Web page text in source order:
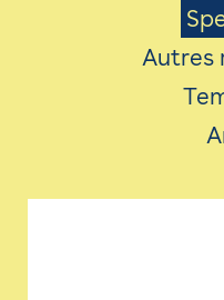
AVEC LES
LES
Autres